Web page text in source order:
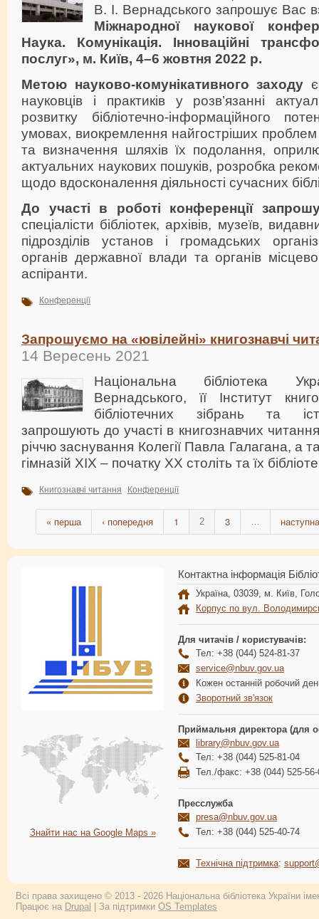
В. І. Вернадського запрошує Вас
Міжнародної наукової
Наука. Комунікація. Інноваційні
послуг», м. Київ, 4–6 жовтня 2022 р.
Метою науково-комунікативного заходу
науковців і практиків у розв’язанні
розвитку бібліотечно-інформаційного
умовах, виокремлення найгостріших проблем
та визначення шляхів їх подолання,
актуальних наукових пошуків, розробка
щодо вдосконалення діяльності сучасних
До участі в роботі конференції
спеціалісти бібліотек, архівів, музеїв,
підрозділів установ і громадських
органів державної влади та органів
аспіранти.
Конференції
Запрошуємо на «ювілейні» книгознавчі
14 Вересень 2021
Національна бібліотека
Вернадського, її Інститут
бібліотечних зібрань та
запрошують до участі в книгознавчих
річчю заснування Колегії Павла Галагана, а
гімназій ХІХ – початку ХХ століть та їх
Книгознавчі читання Конференції
« перша ‹ попередня 1 2 3 …
Знайти нас на Google Maps »
Контактна інформація
Україна, 03039, м. Київ,
Корпус по вул.
Для читачів / користувачів:
Тел: +38 (044) 524-81-37
service@nbuv.gov.ua
Кожен останній робочий
Зворотний зв'язок
Приймальня директора (для
library@nbuv.gov.ua
Тел: +38 (044) 525-81-04
Тел./факс: +38 (044) 525-56-
Пресслужба
presa@nbuv.gov.ua
Тел: +38 (044) 525-40-74
Технічна підтримка:
Всі права захищено © 2013 - 2026 Національна бібліотека України
Працює на Drupal | За підтримки OS Templates